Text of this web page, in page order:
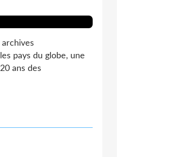
pays du globe, une
ans des